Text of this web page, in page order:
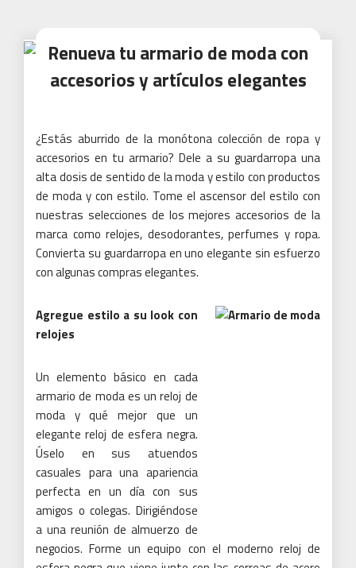
Renueva tu armario de moda con
accesorios y artículos elegantes
¿Estás aburrido de la monótona colección de ropa y
accesorios en tu armario? Dele a su guardarropa una
alta dosis de sentido de la moda y estilo con productos
de moda y con estilo. Tome el ascensor del estilo con
nuestras selecciones de los mejores accesorios de la
marca como relojes, desodorantes, perfumes y ropa.
Convierta su guardarropa en uno elegante sin esfuerzo
con algunas compras elegantes.
Agregue estilo a su look con
relojes
Un elemento básico en cada
armario de moda es un reloj de
moda y qué mejor que un
elegante reloj de esfera negra.
Úselo en sus atuendos
casuales para una apariencia
perfecta en un día con sus
amigos o colegas. Dirigiéndose
a una reunión de almuerzo de
negocios.Forme un equipo con el moderno reloj de